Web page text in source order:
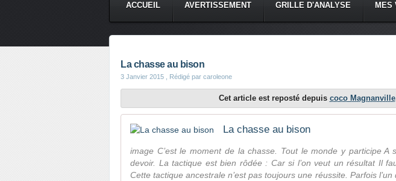
ACCUEIL AVERTISSEMENT GRILLE D'ANALYSE MES
La chasse au bison
3 Janvier 2015 , Rédigé par caroleone
Cet article est reposté depuis coco Magnanville
La chasse au bison
image C’est le moment de la chasse. Tout le monde y participe A
devoir. La tactique est bien rôdée : Car si l’on veut un résultat Il
Cette tactique ancestrale n’est pas toujours une réussite. Parfois l’un